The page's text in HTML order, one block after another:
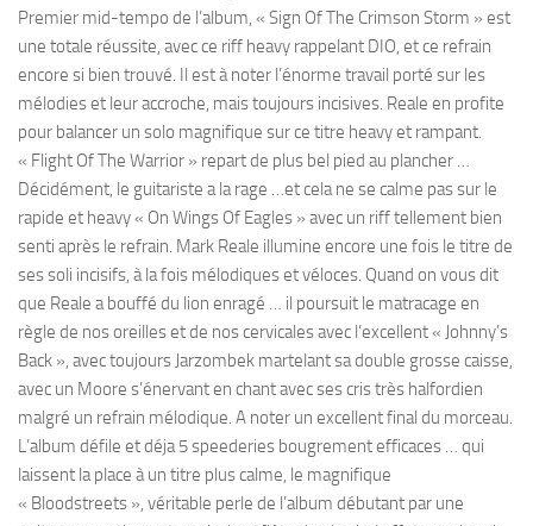
Premier mid-tempo de l’album, « Sign Of The Crimson Storm » est
une totale réussite, avec ce riff heavy rappelant DIO, et ce refrain
encore si bien trouvé. Il est à noter l’énorme travail porté sur les
mélodies et leur accroche, mais toujours incisives. Reale en profite
pour balancer un solo magnifique sur ce titre heavy et rampant.
« Flight Of The Warrior » repart de plus bel pied au plancher …
Décidément, le guitariste a la rage …et cela ne se calme pas sur le
rapide et heavy « On Wings Of Eagles » avec un riff tellement bien
senti après le refrain. Mark Reale illumine encore une fois le titre de
ses soli incisifs, à la fois mélodiques et véloces. Quand on vous dit
que Reale a bouffé du lion enragé … il poursuit le matracage en
règle de nos oreilles et de nos cervicales avec l’excellent « Johnny’s
Back », avec toujours Jarzombek martelant sa double grosse caisse,
avec un Moore s’énervant en chant avec ses cris très halfordien
malgré un refrain mélodique. A noter un excellent final du morceau.
L’album défile et déja 5 speederies bougrement efficaces … qui
laissent la place à un titre plus calme, le magnifique
« Bloodstreets », véritable perle de l’album débutant par une